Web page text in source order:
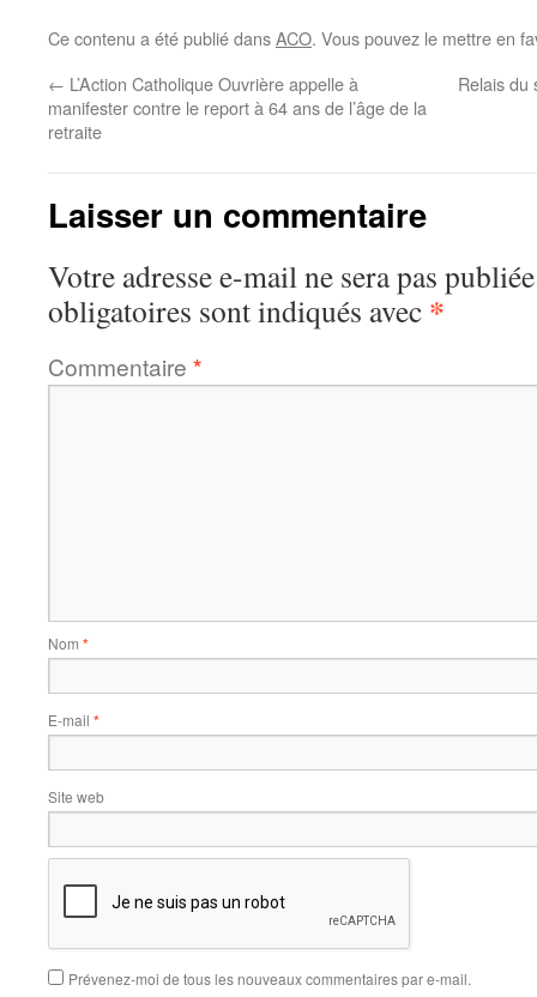
Ce contenu a été publié dansACO. Vous pouvez le mettre en
← L’Action Catholique Ouvrière appelle à
manifester contre le report à 64 ans de l’âge de la
retraite
Relais du
Laisser un commentaire
Votre adresse e-mail ne sera pas
obligatoires sont indiqués avec *
Commentaire *
Nom *
E-mail *
Site web
Prévenez-moi de tous les nouveaux commentaires par e-mail.